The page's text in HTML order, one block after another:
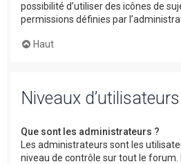
possibilité d’utiliser des icônes de
permissions définies par
Haut
Niveaux
Que sont les administrateurs ?
Les administrateurs sont les
niveau de contrôle sur tout le forum.